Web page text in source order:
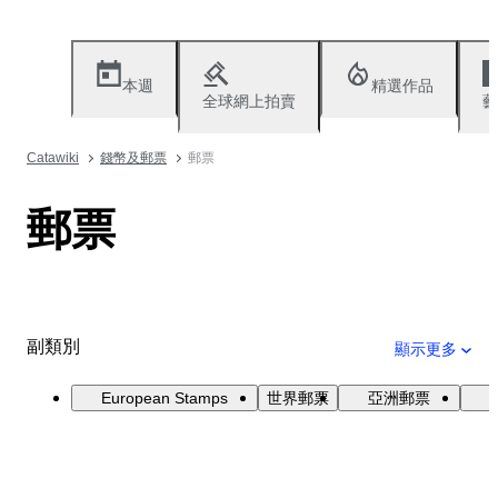
本週
全球網上拍賣
精選作品
Catawiki 錢幣及郵票 郵票
郵票
副類別 顯示更多
European Stamps 世界郵票 亞洲郵票